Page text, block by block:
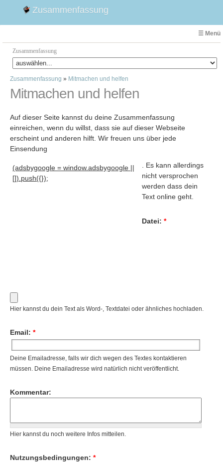
Zusammenfassung
☰ Menü
Zusammenfassung
Faust
Willhelm Tell
1. Weltkrieg Zusammenfassung
2. Weltkrieg
Die Räuber
News
Suchen
Zusammenfassung » Mitmachen und helfen
Mitmachen und helfen
Auf dieser Seite kannst du deine Zusammenfassung
einreichen, wenn du willst, dass sie auf dieser Webseite
erscheint und anderen hilft. Wir freuen uns über jede
Einsendung
(adsbygoogle = window.adsbygoogle ||
[]).push({});
. Es kann allerdings
nicht versprochen
werden dass dein
Text online geht.
Datei: *
Hier kannst du dein Text als Word-, Textdatei oder ähnliches hochladen.
Email: *
Deine Emailadresse, falls wir dich wegen des Textes kontaktieren
müssen. Deine Emailadresse wird natürlich nicht veröffentlicht.
Kommentar:
Hier kannst du noch weitere Infos mitteilen.
Nutzungsbedingungen: *